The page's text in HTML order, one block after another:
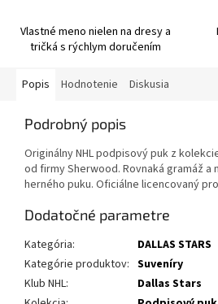
Vlastné meno nielen na dresy a
tričká s rýchlym doručením
Popis Hodnotenie Diskusia
Podrobný popis
Originálny NHL podpisový puk z
od firmy Sherwood. Rovnaká gramáž a
herného puku. Oficiálne licencovaný
Dodatočné parametre
Kategória:
DALLAS STARS
Kategórie produktov: Suveníry
Klub NHL:
Dallas Stars